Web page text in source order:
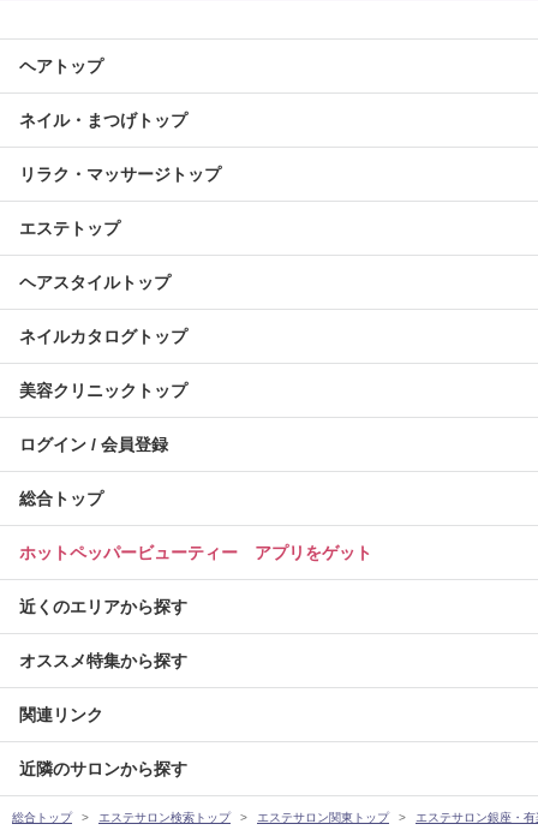
ヘアトップ
ネイル・まつげトップ
リラク・マッサージトップ
エステトップ
ヘアスタイルトップ
ネイルカタログトップ
美容クリニックトップ
ログイン / 会員登録
総合トップ
ホットペッパービューティー アプリをゲット
近くのエリアから探す
オススメ特集から探す
関連リンク
近隣のサロンから探す
総合トップ エステサロン検索トップ エステサロン関東トップ エステサロン銀座・